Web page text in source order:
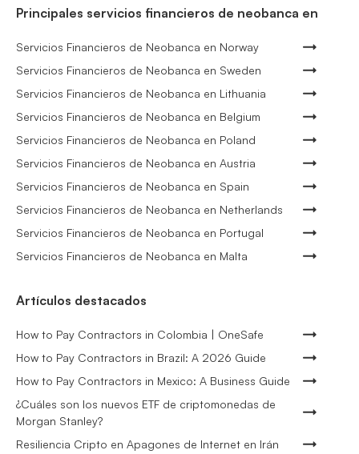
Principales servicios financieros de neobanca en
Servicios Financieros de Neobanca en Norway
Servicios Financieros de Neobanca en Sweden
Servicios Financieros de Neobanca en Lithuania
Servicios Financieros de Neobanca en Belgium
Servicios Financieros de Neobanca en Poland
Servicios Financieros de Neobanca en Austria
Servicios Financieros de Neobanca en Spain
Servicios Financieros de Neobanca en Netherlands
Servicios Financieros de Neobanca en Portugal
Servicios Financieros de Neobanca en Malta
Artículos destacados
How to Pay Contractors in Colombia | OneSafe
How to Pay Contractors in Brazil: A 2026 Guide
How to Pay Contractors in Mexico: A Business Guide
¿Cuáles son los nuevos ETF de criptomonedas de
Morgan Stanley?
Resiliencia Cripto en Apagones de Internet en Irán